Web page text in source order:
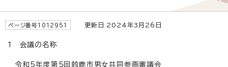
ページ番号1012951 更新日 2024年3月26日
1 会議の名称
令和5年度第5回鈴鹿市男女共同参画審議会